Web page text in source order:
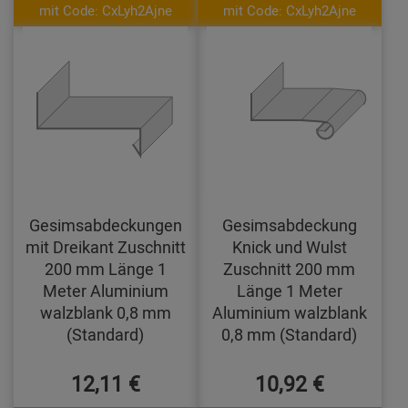
mit Code: CxLyh2Ajne mit Code: CxLyh2Ajne
Gesimsabdeckungen
mit Dreikant Zuschnitt
200 mm Länge 1
Meter Aluminium
walzblank 0,8 mm
(Standard)
12,11 €
Gesimsabdeckung
Knick und Wulst
Zuschnitt 200 mm
Länge 1 Meter
Aluminium walzblank
0,8 mm (Standard)
10,92 €